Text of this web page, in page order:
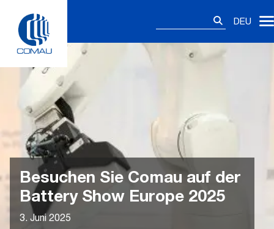
content
DEU
Besuchen Sie Comau auf der
Battery Show Europe 2025
3. Juni 2025